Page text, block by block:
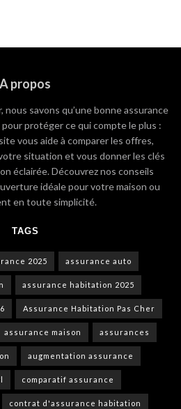
A propos
nous savons qu’une bonne assurance
protéger ce qui compte le plus :
vous aide à comparer les offres,
situation et vous donner les clés
éclairée. Découvrez nos conseils
idéale pour votre maison ou
en toute simplicité.
TAGS
2025 assurance auto
assurance habitation 2025
Assurance Habitation Pas Cher
assurance maison assurances
augmentation assurance
comparatif assurance
contrat d'assurance habitation